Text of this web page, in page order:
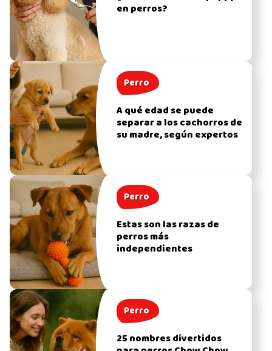
en perros?
Perro
A qué edad se puede
separar a los cachorros de
su madre, según expertos
Perro
Estas son las razas de
perros más
independientes
Perro
25 nombres divertidos